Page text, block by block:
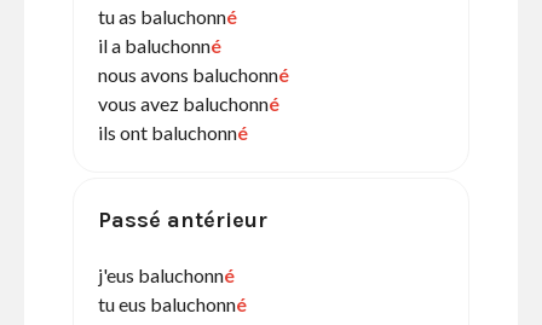
tu as baluchonné
il a baluchonné
nous avons baluchonné
vous avez baluchonné
ils ont baluchonné
Passé antérieur
j'eus baluchonné
tu eus baluchonné